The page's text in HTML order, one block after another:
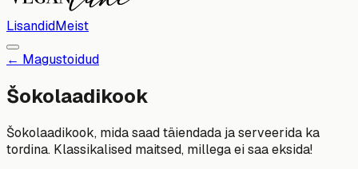
LisandidMeist
← Magustoidud
Šokolaadikook
Šokolaadikook, mida saad täiendada ja serveerida ka
tordina. Klassikalised maitsed, millega ei saa eksida!